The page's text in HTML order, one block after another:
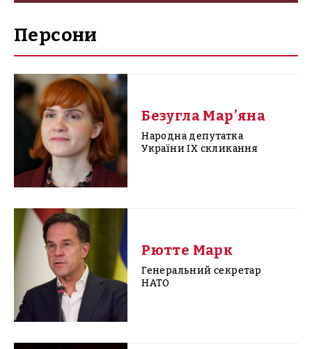
Персони
Безугла Мар’яна
Народна депутатка
України IX скликання
Рютте Марк
Генеральний секретар
НАТО